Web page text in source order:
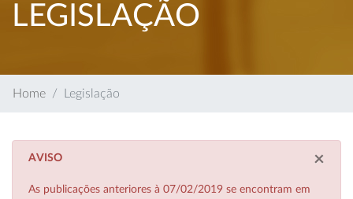
LEGISLAÇÃO
Home Legislação
×
AVISO
As publicações anteriores à 07/02/2019 se encontram em